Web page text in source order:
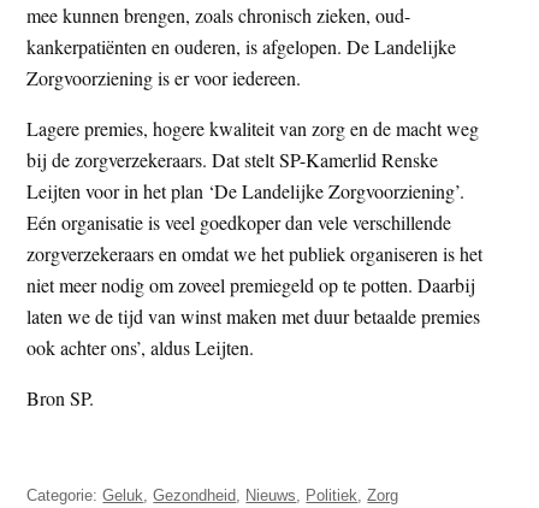
mee kunnen brengen, zoals chronisch zieken, oud-
kankerpatiënten en ouderen, is afgelopen. De Landelijke
Zorgvoorziening is er voor iedereen.
Lagere premies, hogere kwaliteit van zorg en de macht weg
bij de zorgverzekeraars. Dat stelt SP-Kamerlid Renske
Leijten voor in het plan ‘De Landelijke Zorgvoorziening’.
Eén organisatie is veel goedkoper dan vele verschillende
zorgverzekeraars en omdat we het publiek organiseren is het
niet meer nodig om zoveel premiegeld op te potten. Daarbij
laten we de tijd van winst maken met duur betaalde premies
ook achter ons’, aldus Leijten.
Bron SP.
Categorie:Geluk ,Gezondheid Nieuws Politiek ,Zorg